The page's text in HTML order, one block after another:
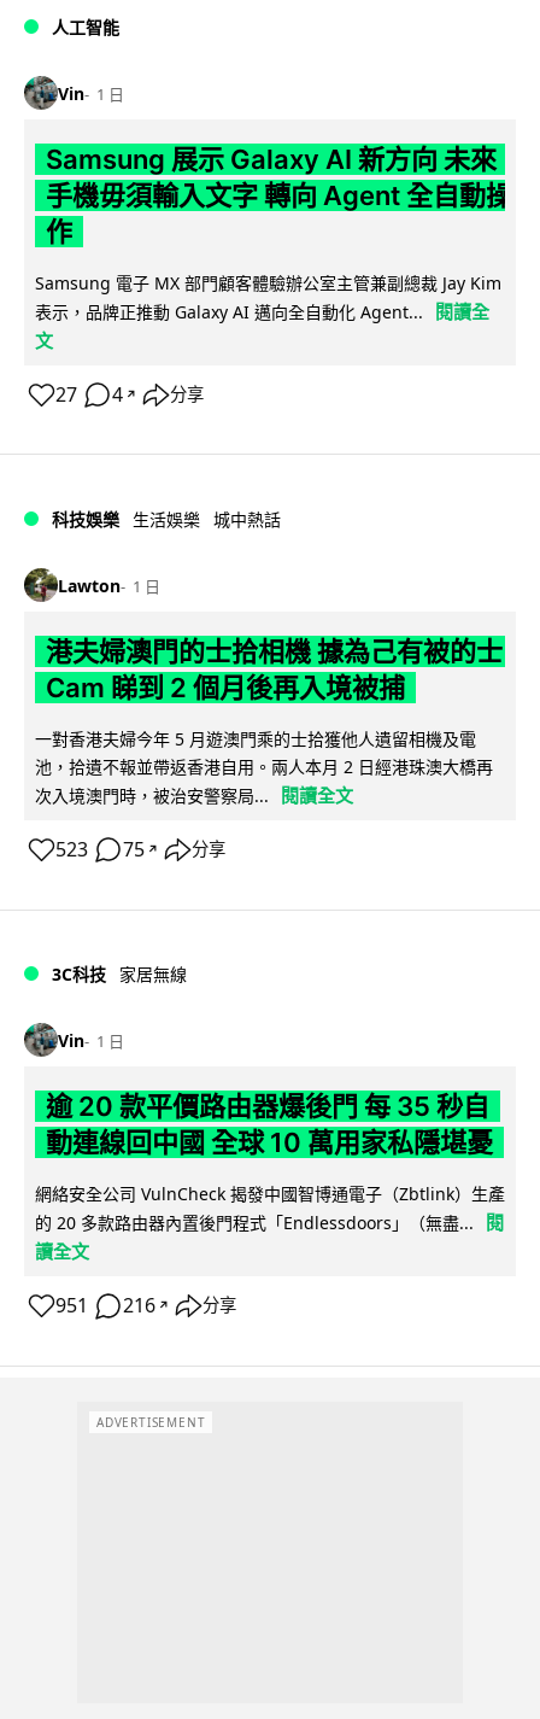
人工智能
Vin 1 日
Samsung 展示 Galaxy AI 新方向 未來
手機毋須輸入文字 轉向 Agent 全自動操
作
Samsung 電子 MX 部門顧客體驗辦公室主管兼副總裁 Jay Kim
表示，品牌正推動 Galaxy AI 邁向全自動化 Agent...
閱讀全
文
27 4 ↗ 分享
科技娛樂 生活娛樂 城中熱話
Lawton 1 日
港夫婦澳門的士拾相機 據為己有被的士
Cam 睇到 2 個月後再入境被捕
一對香港夫婦今年 5 月遊澳門乘的士拾獲他人遺留相機及電
池，拾遺不報並帶返香港自用。兩人本月 2 日經港珠澳大橋再
次入境澳門時，被治安警察局...
閱讀全文
523 75 ↗ 分享
3C科技 家居無線
Vin 1 日
逾 20 款平價路由器爆後門 每 35 秒自
動連線回中國 全球 10 萬用家私隱堪憂
網絡安全公司 VulnCheck 揭發中國智博通電子（Zbtlink）生產
的 20 多款路由器內置後門程式「Endlessdoors」（無盡...
閱
讀全文
951 216 ↗ 分享
ADVERTISEMENT